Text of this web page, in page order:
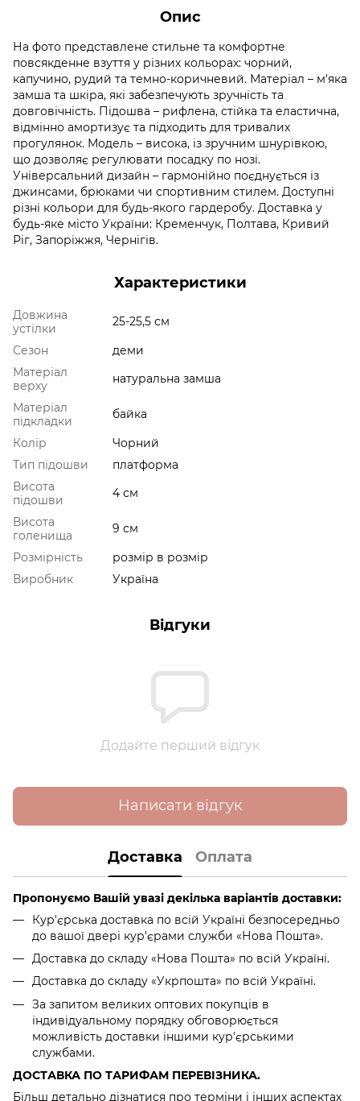
Опис
На фото представлене стильне та комфортне
повсякденне взуття у різних кольорах: чорний,
капучино, рудий та темно-коричневий. Матеріал – м'яка
замша та шкіра, які забезпечують зручність та
довговічність. Підошва – рифлена, стійка та еластична,
відмінно амортизує та підходить для тривалих
прогулянок. Модель – висока, із зручним шнурівкою,
що дозволяє регулювати посадку по нозі.
Універсальний дизайн – гармонійно поєднується із
джинсами, брюками чи спортивним стилем. Доступні
різні кольори для будь-якого гардеробу. Доставка у
будь-яке місто України: Кременчук, Полтава, Кривий
Ріг, Запоріжжя, Чернігів.
Характеристики
Довжина
устілки
25-25,5 см
Сезон
деми
Матеріал
верху
натуральна замша
Матеріал
підкладки
байка
Колір
Чорний
Тип підошви
платформа
Висота
підошви
4 см
Висота
голенища
9 см
Розмірність
розмір в розмір
Виробник
Україна
Відгуки
Додайте перший відгук
Написати відгук
Доставка Оплата
Пропонуємо Вашій увазі декілька варіантів доставки:
Кур'єрська доставка по всій Україні безпосередньо
до вашої двері кур'єрами служби «Нова Пошта».
Доставка до складу «Нова Пошта» по всій Україні.
Доставка до складу «Укрпошта» по всій Україні.
За запитом великих оптових покупців в
індивідуальному порядку обговорюється
можливість доставки іншими кур'єрськими
службами.
ДОСТАВКА ПО ТАРИФАМ ПЕРЕВІЗНИКА.
Більш детально дізнатися про терміни і інших аспектах